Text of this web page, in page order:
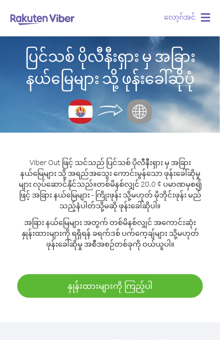
လော့ဂ်အင်
ပြင်သစ် ပိုလီနီးရှား မှ အခြား
နယ်မြေများ သို့ ဖုန်းခေါ်ဆိုပုံ
Viber Out ဖြင့် သင်သည် ပြင်သစ် ပိုလီနီးရှား မှ အခြား
နယ်မြေများ သို့ အရည်အသွေး ကောင်းမွန်သော ဖုန်းခေါ်ဆိုမှု
များ လုပ်ဆောင်နိုင်သည်။တစ်မိနစ်လျှင် 20.0 ¢ ပမာဏမှစ၍
ဖြင့် အခြား နယ်မြေများ - ကြိုးဖုန်း သို့မဟုတ် မိုဘိုင်းဖုန်း မည်
သည့်နံပါတ်သို့မဆို ဖုန်းခေါ်ဆိုပါ။
အခြား နယ်မြေများ အတွက် တစ်မိနစ်လျှင် အကောင်းဆုံး
နှုန်းထားများကို ရရှိရန် ခရက်ဒစ် ပက်ကေ့ချ်များ သို့မဟုတ်
ဖုန်းခေါ်ဆိုမှု အစီအစဉ်တစ်ခုကို ဝယ်ယူပါ။
နှုန်းထားများကို ကြည့်ပါ